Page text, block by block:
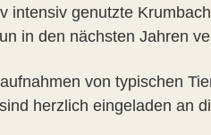
intensiv genutzte
in den nächsten Jahren
von typischen
herzlich eingeladen an